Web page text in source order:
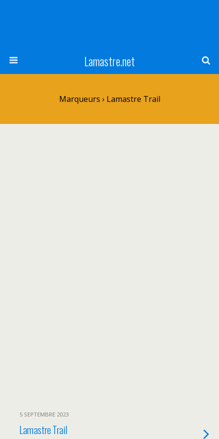
Lamastre.net
Marqueurs › Lamastre Trail
5 SEPTEMBRE 2023
Lamastre Trail